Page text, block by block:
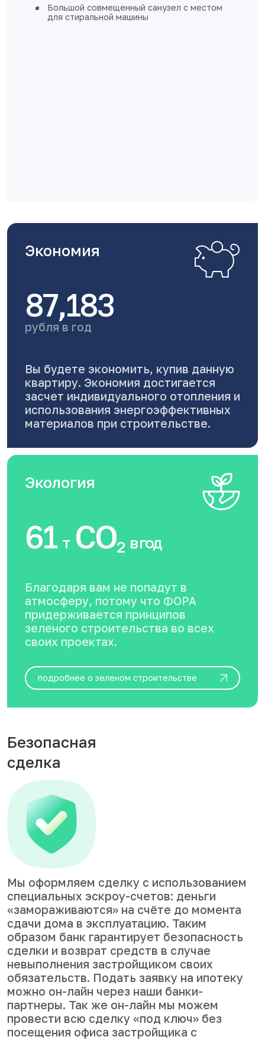
бетона оштукатурены, не зашпаклеваны.
Перегородки из пазогребневых плит
Экономия
87,183
рубля в год
Вы будете экономить, купив данную
квартиру. Экономия достигается
засчет индивидуального отопления и
использования энергоэффективных
материалов при строительстве.
Экология
61 тCO2 в год
Благодаря вам не попадут в
атмосферу, потому что ФОРА
придерживается принципов
зеленого строительства во всех
своих проектах.
подробнее о зеленом строительстве
Безопасная
сделка
Мы оформляем сделку с использованием
специальных эскроу-счетов: деньги
«замораживаются» на счёте до момента
сдачи дома в эксплуатацию. Таким
образом банк гарантирует безопасность
сделки и возврат средств в случае
невыполнения застройщиком своих
обязательств. Подать заявку на ипотеку
можно он-лайн через наши банки-
партнеры. Так же он-лайн мы можем
провести всю сделку «под ключ» без
посещения офиса застройщика с